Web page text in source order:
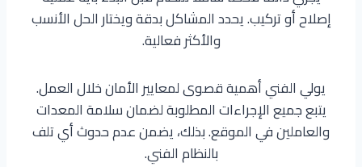
إصلاح أو تركيب. يحدد المشاكل بدقة ويختار الحل الأنسب
والأكثر فعالية.
يولي الفني أهمية قصوى لمعايير الأمان خلال العمل.
يتبع جميع الإجراءات المطلوبة لضمان سلامة المعدات
والعاملين في الموقع. بذلك، يضمن عدم حدوث أي تلف
بالنظام الفني.